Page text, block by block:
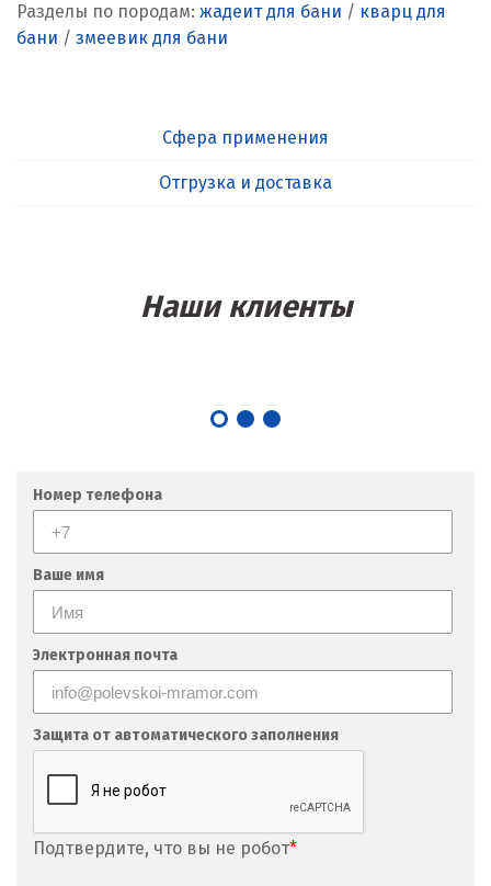
Разделы по породам: жадеит для бани / кварц для
бани / змеевик для бани
Сфера применения
Отгрузка и доставка
Наши клиенты
Номер телефона
Ваше имя
Электронная почта
Защита от автоматического заполнения
Подтвердите, что вы не робот*